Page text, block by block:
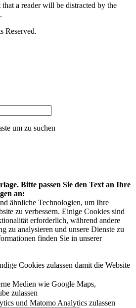
a reader will be distracted by the
Reserved.
um zu suchen
Bitte passen Sie den Text an Ihre
an:
ähnliche Technologien, um Ihre
zu verbessern. Einige Cookies sind
erforderlich, während andere
zu analysieren und unsere Dienste zu
finden Sie in unserer
Cookies zulassen damit die Website
Medien wie Google Maps,
zulassen
und Matomo Analytics zulassen